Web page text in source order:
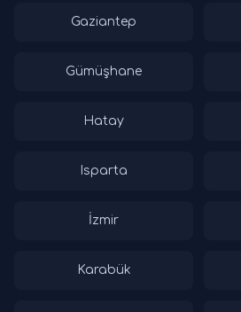
Gaziantep
Gümüşhane
Hatay
Isparta
İzmir
Karabük